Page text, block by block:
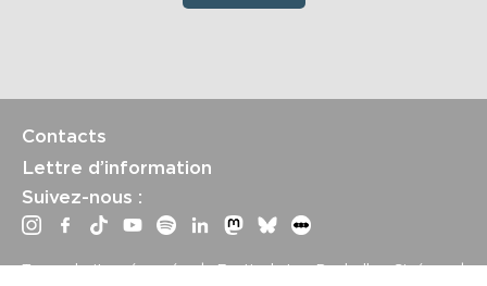
Contacts
Lettre d’information
Suivez-nous :
Tous droits réservés | Festival La Rochelle Cinéma |